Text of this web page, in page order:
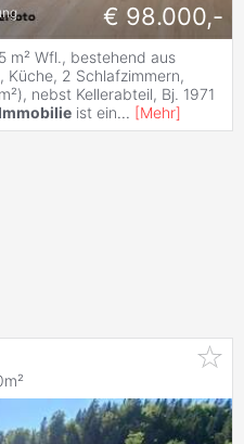
€ 98.000,-
m² Wfl., bestehend aus
Küche, 2 Schlafzimmern,
nebst Kellerabteil, Bj. 1971
Immobilie ist ein... [Mehr]